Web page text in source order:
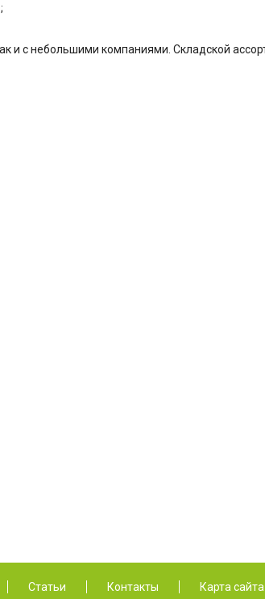
и с небольшими компаниями. Складской
Статьи Контакты Карта сайта